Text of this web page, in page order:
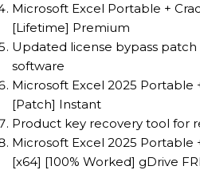
Microsoft Excel Portable +
[Lifetime] Premium
Updated license bypass
software
Microsoft Excel 2025 Portable
[Patch] Instant
Product key recovery tool for
Microsoft Excel 2025 Portable
[x64] [100% Worked] gDrive